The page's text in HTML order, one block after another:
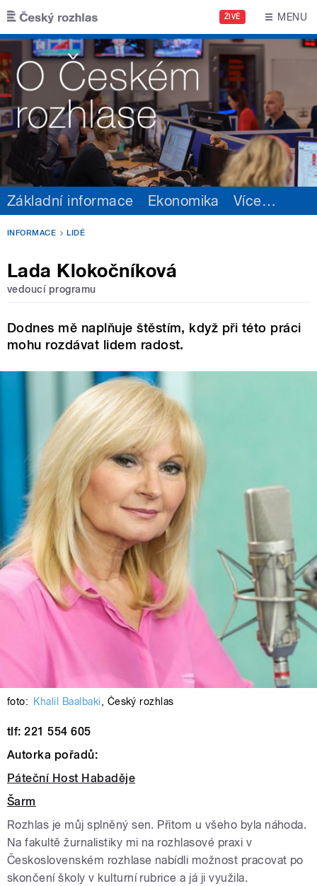
Přejít k hlavnímu obsahu
ŽIVĚ MENU
Základní informace Ekonomika Více…
INFORMACE LIDÉ
Lada Klokočníková
vedoucí programu
Dodnes mě naplňuje štěstím, když při této práci
mohu rozdávat lidem radost.
foto: Khalil Baalbaki, Český rozhlas
tlf: 221 554 605
Autorka pořadů:
Páteční Host Habaděje
Šarm
Rozhlas je můj splněný sen. Přitom u všeho byla náhoda.
Na fakultě žurnalistiky mi na rozhlasové praxi v
Československém rozhlase nabídli možnost pracovat po
skončení školy v kulturní rubrice a já ji využila.